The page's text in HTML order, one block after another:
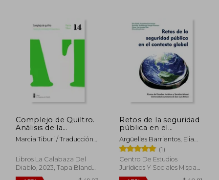
Complejo de Quiltro.
Análisis de la
humillación brasileña
Marcia Tiburi / Traducción
Libros La Calabaza Del
Diablo, 2023, Tapa Blanda,
Nuevo
Retos de la seguridad
pública en el
contexto global
Argüelles Barrientos, Elia
Edith; Rangel Romero,
Xóchitl Guadalupe;
Hernández Mier, César
(1)
Centro De Estudios
Jurídicos Y Sociales Mispat,
2021, Tapa Blanda, Nuevo